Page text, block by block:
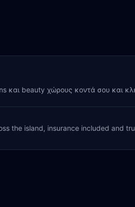
και beauty χώρους κοντά σου και
the island, insurance included and